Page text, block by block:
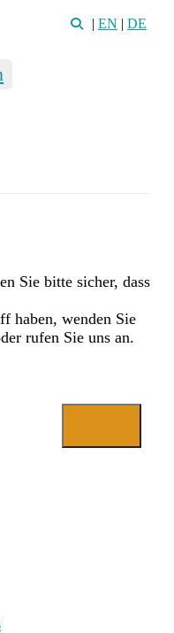
| EN | DE
Sie bitte sicher, dass
haben, wenden Sie
rufen Sie uns an.